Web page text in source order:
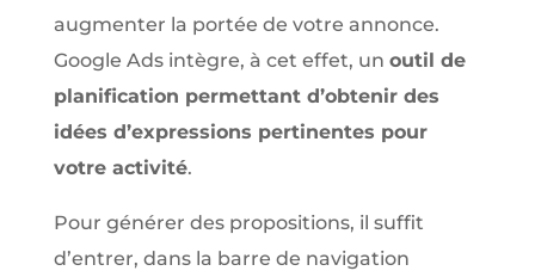
augmenter la portée de votre annonce.
Google Ads intègre, à cet effet, un outil de
planification permettant d’obtenir des
idées d’expressions pertinentes pour
votre activité.
Pour générer des propositions, il suffit
d’entrer, dans la barre de navigation